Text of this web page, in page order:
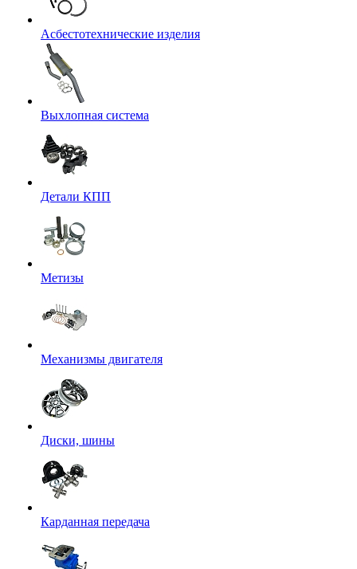
Асбестотехнические изделия
Выхлопная система
Детали КПП
Метизы
Механизмы двигателя
Диски, шины
Карданная передача